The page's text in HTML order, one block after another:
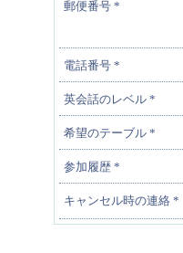
郵便番号 *
電話番号 *
英会話のレベル *
希望のテーブル *
参加履歴 *
キャンセル時の連絡 *